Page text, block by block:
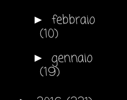
► febbraio
(10)
► gennaio
(19)